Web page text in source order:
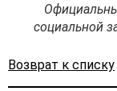
социальной
Возврат к списку